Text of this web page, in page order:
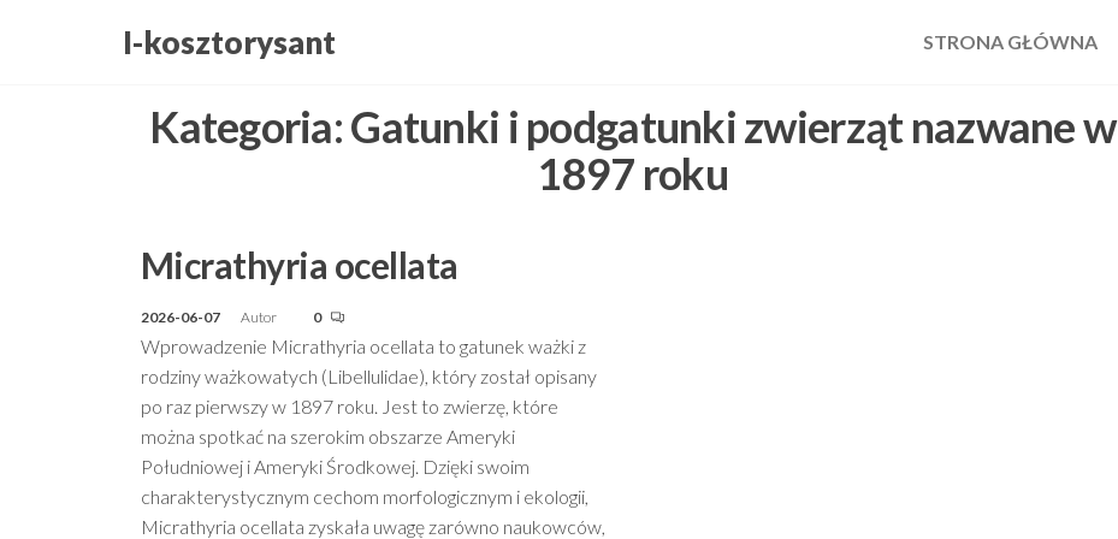
I-kosztorysant STRONA GŁÓWNA
Kategoria:Gatunki i podgatunki zwierząt nazwane w
1897 roku
Micrathyria ocellata
2026-06-07 Autor 0
Wprowadzenie Micrathyria ocellata to gatunek ważki z
rodziny ważkowatych (Libellulidae), który został opisany
po raz pierwszy w 1897 roku. Jest to zwierzę, które
można spotkać na szerokim obszarze Ameryki
Południowej i Ameryki Środkowej. Dzięki swoim
charakterystycznym cechom morfologicznym i ekologii,
Micrathyria ocellata zyskała uwagę zarówno naukowców,